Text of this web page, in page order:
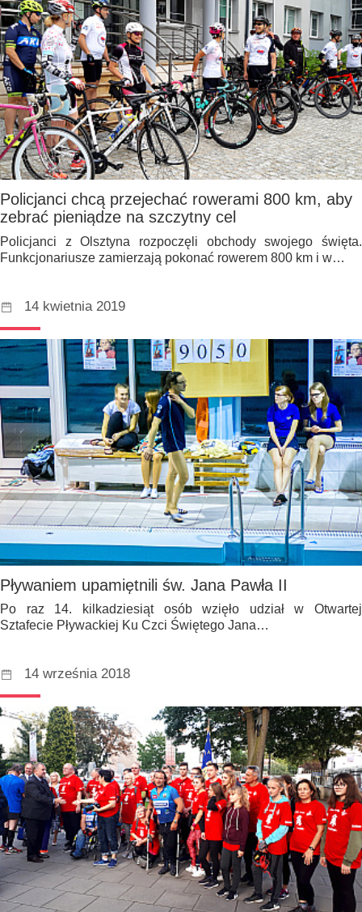
Policjanci chcą przejechać rowerami 800 km, aby
zebrać pieniądze na szczytny cel
Policjanci z Olsztyna rozpoczęli obchody swojego święta.
Funkcjonariusze zamierzają pokonać rowerem 800 km i w…
14 kwietnia 2019
Pływaniem upamiętnili św. Jana Pawła II
Po raz 14. kilkadziesiąt osób wzięło udział w Otwartej
Sztafecie Pływackiej Ku Czci Świętego Jana…
14 września 2018